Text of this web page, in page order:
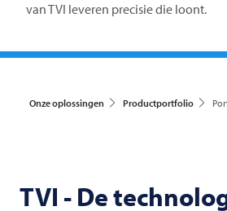
vanTVI leveren precisie die loont.
Onze oplossingen Productportfolio
TVI - De